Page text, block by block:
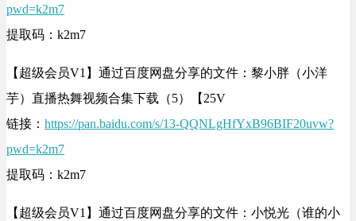
pwd=k2m7
提取码：k2m7
【超级会员V1】通过百度网盘分享的文件：黎小胖（小洋
芋）直播热舞视频合集下载（5）【25V
链接： https://pan.baidu.com/s/13-QQNLgHfYxB96BIF20uvw?
pwd=k2m7
提取码：k2m7
【超级会员V1】通过百度网盘分享的文件：小悦光（谁的小